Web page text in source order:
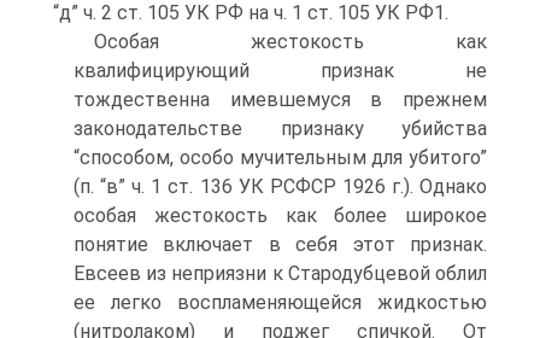
“д” ч. 2 ст. 105 УК РФ на ч. 1 ст. 105 УК РФ1.
Особая жестокость как
квалифицирующий признак не
тождественна имевшемуся в прежнем
законодательстве признаку убийства
“способом, особо мучительным для убитого”
(п. “в” ч. 1 ст. 136 УК РСФСР 1926 г.). Однако
особая жестокость как более широкое
понятие включает в себя этот признак.
Евсеев из неприязни к Стародубцевой облил
ее легко воспламеняющейся жидкостью
(нитролаком) и поджег спичкой. От